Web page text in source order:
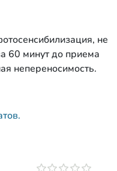
не
60 минут до приема
непереносимость.